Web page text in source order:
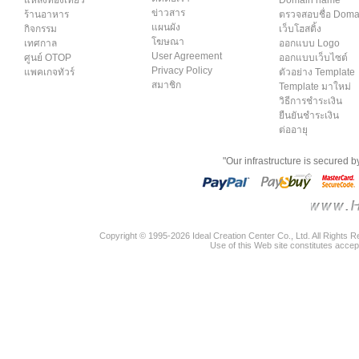
ร้านอาหาร
กิจกรรม
เทศกาล
ศูนย์ OTOP
แพคเกจทัวร์
ข่าวสาร
แผนผัง
โฆษณา
User Agreement
Privacy Policy
สมาชิก
ตรวจสอบชื่อ
เว็บโฮสติ้ง
ออกแบบ Logo
ออกแบบเว็บไซต์
ตัวอย่าง Template
Template มาใหม่
วิธีการชำระเงิน
ยืนยันชำระเงิน
ต่ออายุ
"Our infrastructure is secured
Copyright © 1995-2026 Ideal Creation Center Co., Ltd. All Rights
Use of this Web site constitutes